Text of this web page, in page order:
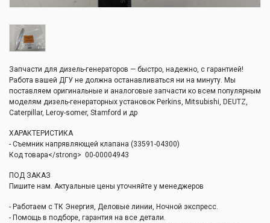
Запчасти для дизель-генераторов — быстро, надежно, с гарантией!
Работа вашей ДГУ не должна останавливаться ни на минуту. Мы
поставляем оригинальные и аналоговые запчасти ко всем популярным
моделям дизель-генераторных установок Perkins, Mitsubishi, DEUTZ,
Caterpillar, Leroy-somer, Stamford и др
ХАРАКТЕРИСТИКА
- Съемник напрявляющей клапана (33591-04300)
Код товара</strong> 00-00004943
ПОД ЗАКАЗ
Пишите нам. Актуальные цены уточняйте у менеджеров
- Работаем с ТК Энергия, Деловые линии, Ночной экспресс.
- Помощь в подборе, гарантия на все детали.